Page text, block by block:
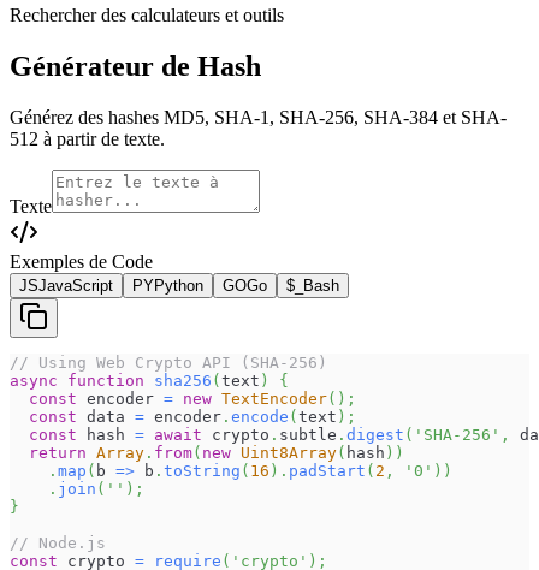
Rechercher des calculateurs et outils
Générateur de Hash
Générez des hashes MD5, SHA-1, SHA-256, SHA-384 et SHA-
512 à partir de texte.
Texte
Exemples de Code
JSJavaScript PYPython GOGo $_ Bash
// Using Web Crypto API (SHA-256)
async
function sha256 (text )
{
const encoder = new TextEncoder( ) ;
const data = encoder . encode (text ) ;
const hash = await crypto . subtle . digest ( 'SHA-256' ,
return Array . from( new Uint8Array( hash ) )
. map ( b => b . toString ( 16 ) . padStart ( 2 , '0' ) )
. join ( '' ) ;
}
// Node.js
const crypto = require ( 'crypto' ) ;